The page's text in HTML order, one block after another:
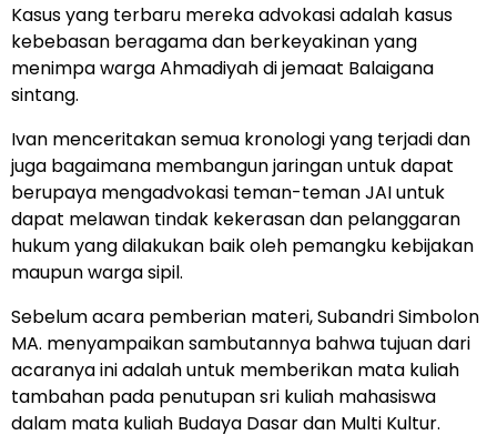
Kasus yang terbaru mereka advokasi adalah kasus
kebebasan beragama dan berkeyakinan yang
menimpa warga Ahmadiyah di jemaat Balaigana
sintang.
Ivan menceritakan semua kronologi yang terjadi dan
juga bagaimana membangun jaringan untuk dapat
berupaya mengadvokasi teman-teman JAI untuk
dapat melawan tindak kekerasan dan pelanggaran
hukum yang dilakukan baik oleh pemangku kebijakan
maupun warga sipil.
Sebelum acara pemberian materi, Subandri Simbolon
MA. menyampaikan sambutannya bahwa tujuan dari
acaranya ini adalah untuk memberikan mata kuliah
tambahan pada penutupan sri kuliah mahasiswa
dalam mata kuliah Budaya Dasar dan Multi Kultur.